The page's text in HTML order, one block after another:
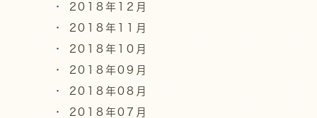
2018年12月
2018年11月
2018年10月
2018年09月
2018年08月
2018年07月